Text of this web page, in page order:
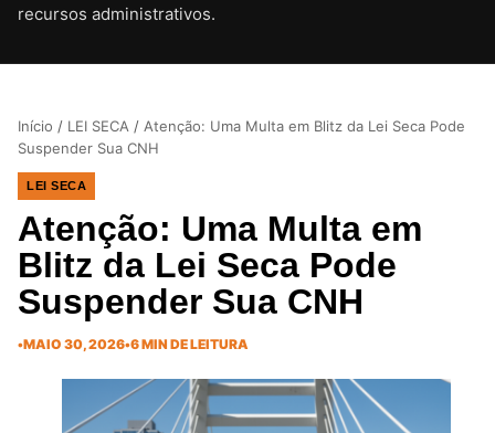
recursos administrativos.CLIQUE PARA ATIVAR O SOM
Início / LEI SECA / Atenção: Uma Multa em Blitz da Lei Seca Pode
Suspender Sua CNH
LEI SECA
Atenção: Uma Multa em
Blitz da Lei Seca Pode
Suspender Sua CNH
•MAIO 30, 2026•6 MIN DE LEITURA